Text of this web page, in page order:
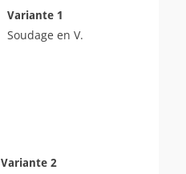
Variante 1
Soudage en V.
Variante 2